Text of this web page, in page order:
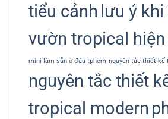
tiểu cảnh lưu ý
vườn tropical
mini làm sẵn ở đâu tphcm nguyên tắc thiết kế
nguyên tắc thiết
tropical modern